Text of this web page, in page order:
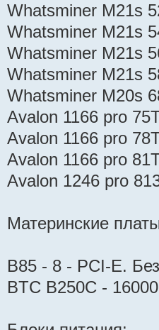
Whatsminer M21s
Whatsminer M21s
Whatsminer M21s
Whatsminer M21s
Whatsminer M20s
Avalon 1166 pro
Avalon 1166 pro
Avalon 1166 pro
Avalon 1246 pro
Материнские
B85 - 8 - PCI-E.
BTC B250C -